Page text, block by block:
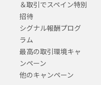
＆取引でスペイン特別
招待
シグナル報酬プログ
ラム
最高の取引環境キャ
ンペーン
他のキャンペーン